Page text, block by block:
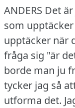
ANDERS Det
som
upptäcker när
fråga sig "är
borde man ju
tycker jag så
utforma det.